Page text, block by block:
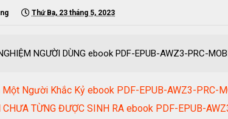
Thứ Ba, 23 tháng 5, 2023
NGƯỜI DÙNG ebook PDF-EPUB-AWZ3-PRC-MOBI
Một Người Khắc Kỷ ebook PDF-EPUB-AWZ3-PRC-
TỪNG ĐƯỢC SINH RA ebook PDF-EPUB-